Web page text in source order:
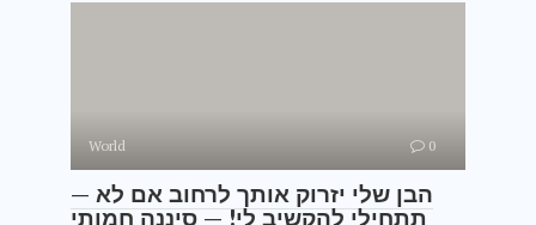
World 0
— הבן שלי יזרוק אותך לרחוב אם לא
תתחילי להקשיב לי! — סיננה חמותי